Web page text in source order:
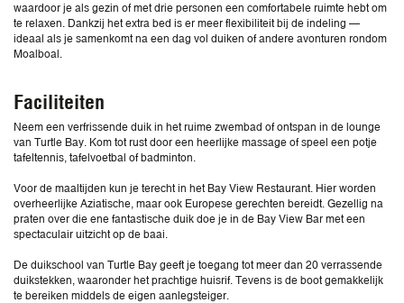
waardoor je als gezin of met drie personen een comfortabele ruimte hebt om
te relaxen. Dankzij het extra bed is er meer flexibiliteit bij de indeling —
ideaal als je samenkomt na een dag vol duiken of andere avonturen rondom
Moalboal.
Faciliteiten
Neem een verfrissende duik in het ruime zwembad of ontspan in de lounge
van Turtle Bay. Kom tot rust door een heerlijke massage of speel een potje
tafeltennis, tafelvoetbal of badminton.
Voor de maaltijden kun je terecht in het Bay View Restaurant. Hier worden
overheerlijke Aziatische, maar ook Europese gerechten bereidt. Gezellig na
praten over die ene fantastische duik doe je in de Bay View Bar met een
spectaculair uitzicht op de baai.
De duikschool van Turtle Bay geeft je toegang tot meer dan 20 verrassende
duikstekken, waaronder het prachtige huisrif. Tevens is de boot gemakkelijk
te bereiken middels de eigen aanlegsteiger.